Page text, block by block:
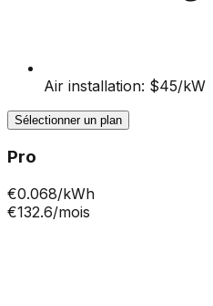
Air installation: $45/kW
Sélectionner un plan
Pro
€0.068/kWh
€132.6/mois